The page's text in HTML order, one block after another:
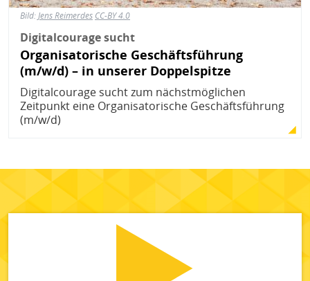
Bild:Jens Reimerdes CC-BY 4.0
Digitalcourage sucht
Organisatorische Geschäftsführung
(m/w/d) – in unserer Doppelspitze
Digitalcourage sucht zum nächstmöglichen
Zeitpunkt eine Organisatorische Geschäftsführung
(m/w/d)